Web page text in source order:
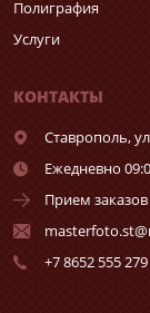
Полиграфия
Услуги
КОНТАКТЫ
Ставрополь,
Ежедневно
Прием
+7 8652 555